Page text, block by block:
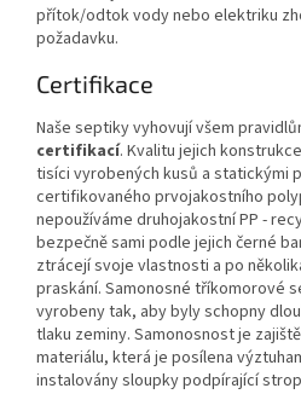
přítok/odtok vody nebo elektriku
požadavku.
Certifikace
Naše septiky vyhovují všem
certifikací. Kvalitu jejich
tisíci vyrobených kusů a statickými
certifikovaného prvojakostního
nepoužíváme druhojakostní PP -
bezpečně sami podle jejich černé
ztrácejí svoje vlastnosti a po
praskání. Samonosné tříkomorové
vyrobeny tak, aby byly schopny
tlaku zeminy. Samonosnost je
materiálu, která je posílena
instalovány sloupky podpírající